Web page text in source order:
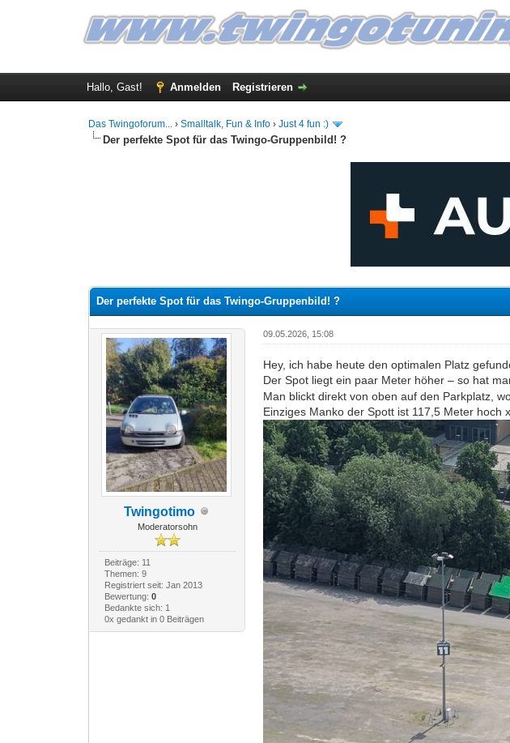
Hallo, Gast! Anmelden Registrieren
Das Twingoforum... ›Smalltalk, Fun & Info ›Just 4 fun :)
Der perfekte Spot für das Twingo-Gruppenbild! ?
Der perfekte Spot für das Twingo-Gruppenbild! ?
Twingotimo
Moderatorsohn
Beiträge: 11
Themen: 9
Registriert seit: Jan 2013
Bewertung: 0
Bedankte sich: 1
0x gedankt in 0 Beiträgen
09.05.2026, 15:08
Hey, ich habe heute den optimalen Platz
Der Spot liegt ein paar Meter höher – so hat
Man blickt direkt von oben auf den Parkplatz,
Einziges Manko der Spott ist 117,5 Meter hoch